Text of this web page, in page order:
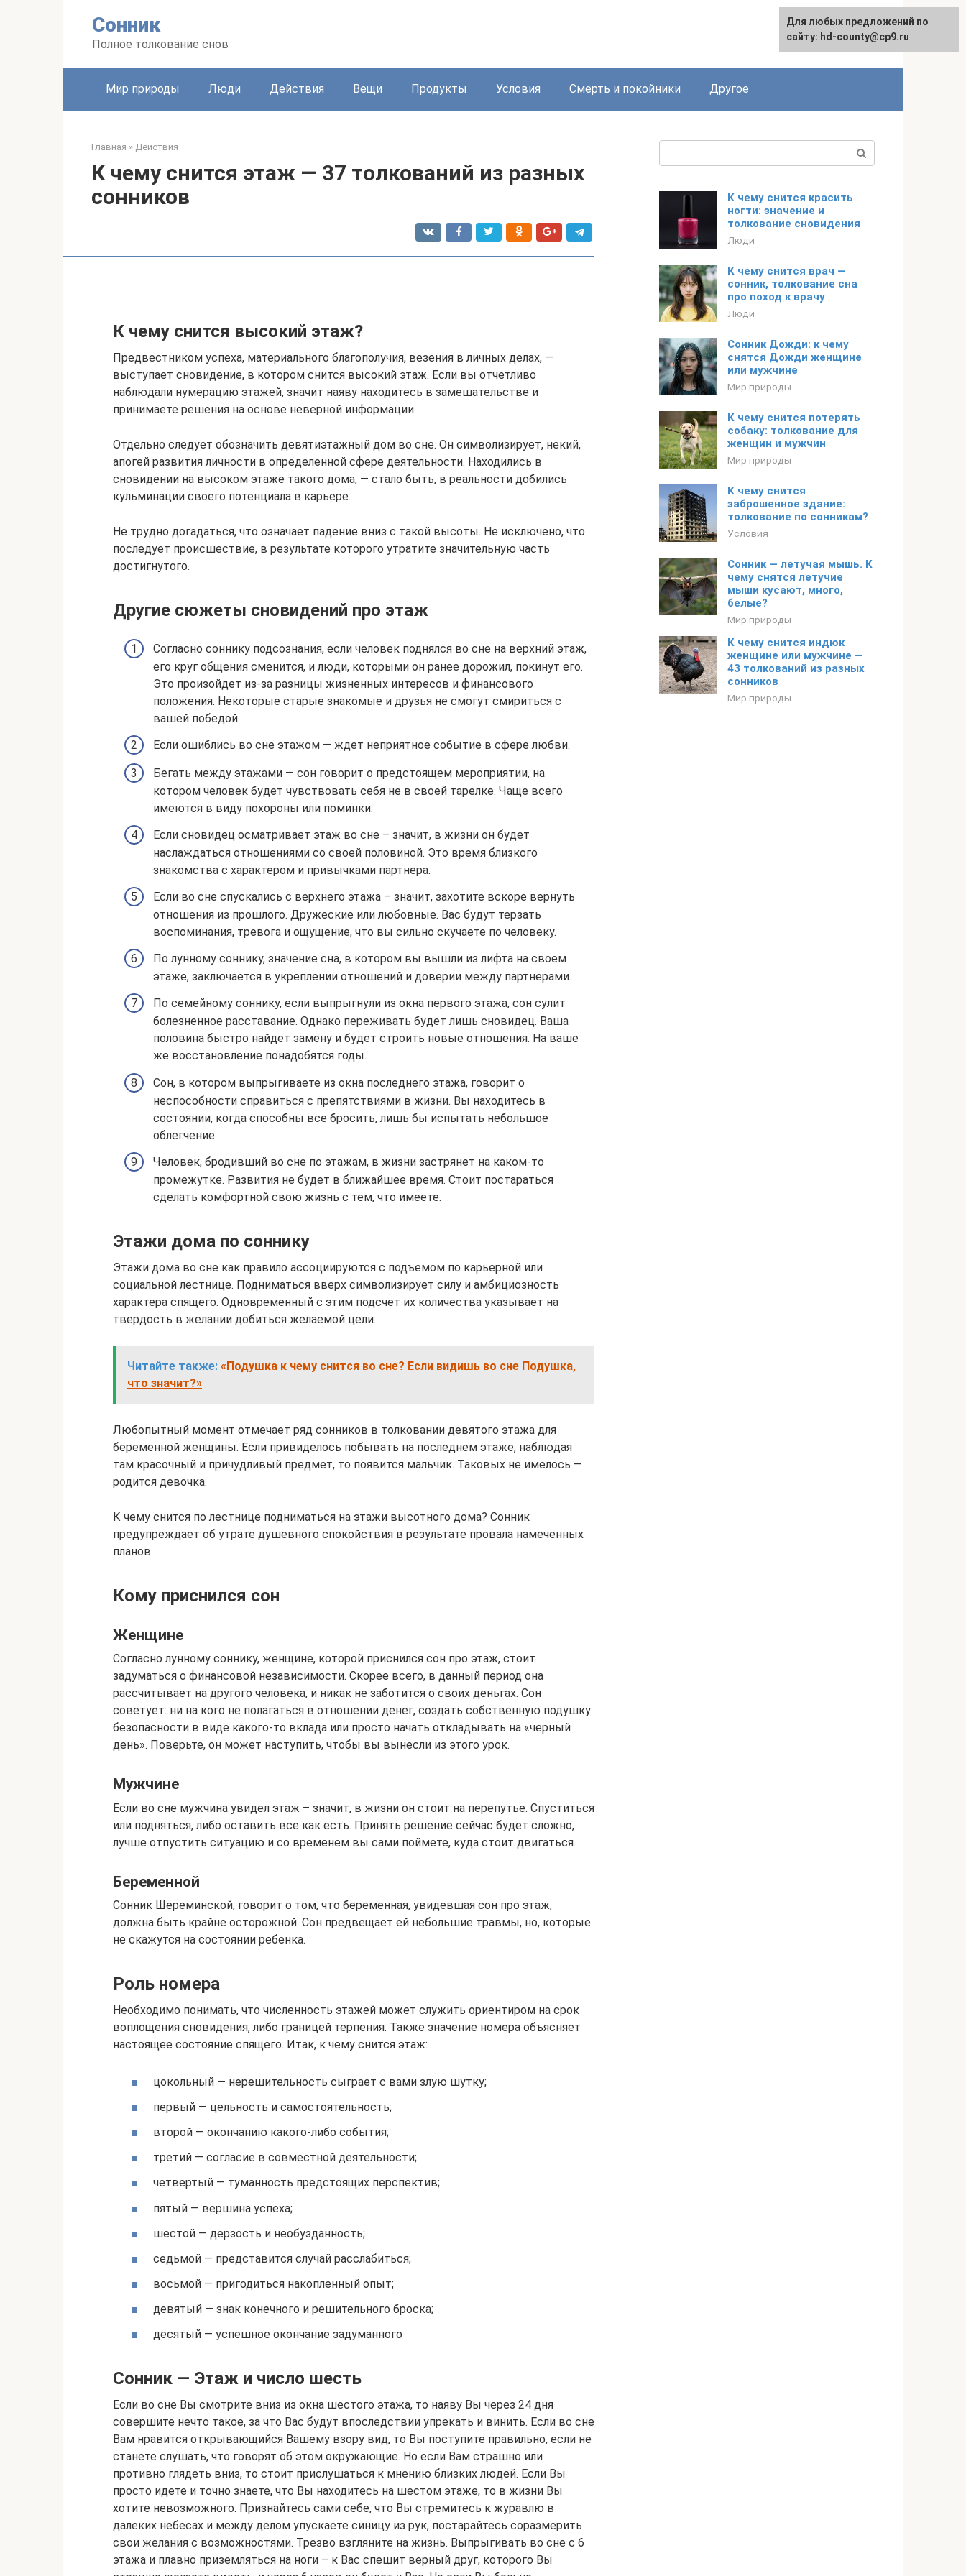
Сонник
Полное толкование снов
Мир природы Люди Действия Вещи Продукты Условия Смерть и покойники Другое
Главная » Действия
К чему снится этаж — 37 толкований из разных
сонников
К чему снится высокий этаж?
Предвестником успеха, материального благополучия, везения в личных делах, —
выступает сновидение, в котором снится высокий этаж. Если вы отчетливо
наблюдали нумерацию этажей, значит наяву находитесь в замешательстве и
принимаете решения на основе неверной информации.
Отдельно следует обозначить девятиэтажный дом во сне. Он символизирует, некий,
апогей развития личности в определенной сфере деятельности. Находились в
сновидении на высоком этаже такого дома, — стало быть, в реальности добились
кульминации своего потенциала в карьере.
Не трудно догадаться, что означает падение вниз с такой высоты. Не исключено, что
последует происшествие, в результате которого утратите значительную часть
достигнутого.
Другие сюжеты сновидений про этаж
Согласно соннику подсознания, если человек поднялся во сне на верхний этаж,
его круг общения сменится, и люди, которыми он ранее дорожил, покинут его.
Это произойдет из-за разницы жизненных интересов и финансового
положения. Некоторые старые знакомые и друзья не смогут смириться с
вашей победой.
Если ошиблись во сне этажом — ждет неприятное событие в сфере любви.
Бегать между этажами — сон говорит о предстоящем мероприятии, на
котором человек будет чувствовать себя не в своей тарелке. Чаще всего
имеются в виду похороны или поминки.
Если сновидец осматривает этаж во сне – значит, в жизни он будет
наслаждаться отношениями со своей половиной. Это время близкого
знакомства с характером и привычками партнера.
Если во сне спускались с верхнего этажа – значит, захотите вскоре вернуть
отношения из прошлого. Дружеские или любовные. Вас будут терзать
воспоминания, тревога и ощущение, что вы сильно скучаете по человеку.
По лунному соннику, значение сна, в котором вы вышли из лифта на своем
этаже, заключается в укреплении отношений и доверии между партнерами.
По семейному соннику, если выпрыгнули из окна первого этажа, сон сулит
болезненное расставание. Однако переживать будет лишь сновидец. Ваша
половина быстро найдет замену и будет строить новые отношения. На ваше
же восстановление понадобятся годы.
Сон, в котором выпрыгиваете из окна последнего этажа, говорит о
неспособности справиться с препятствиями в жизни. Вы находитесь в
состоянии, когда способны все бросить, лишь бы испытать небольшое
облегчение.
Человек, бродивший во сне по этажам, в жизни застрянет на каком-то
промежутке. Развития не будет в ближайшее время. Стоит постараться
сделать комфортной свою жизнь с тем, что имеете.
Этажи дома по соннику
Этажи дома во сне как правило ассоциируются с подъемом по карьерной или
социальной лестнице. Подниматься вверх символизирует силу и амбициозность
характера спящего. Одновременный с этим подсчет их количества указывает на
твердость в желании добиться желаемой цели.
Читайте также: «Подушка к чему снится во сне? Если видишь во сне Подушка,
что значит?»
Любопытный момент отмечает ряд сонников в толковании девятого этажа для
беременной женщины. Если привиделось побывать на последнем этаже, наблюдая
там красочный и причудливый предмет, то появится мальчик. Таковых не имелось —
родится девочка.
К чему снится по лестнице подниматься на этажи высотного дома? Сонник
предупреждает об утрате душевного спокойствия в результате провала намеченных
планов.
Кому приснился сон
Женщине
Согласно лунному соннику, женщине, которой приснился сон про этаж, стоит
задуматься о финансовой независимости. Скорее всего, в данный период она
рассчитывает на другого человека, и никак не заботится о своих деньгах. Сон
советует: ни на кого не полагаться в отношении денег, создать собственную подушку
безопасности в виде какого-то вклада или просто начать откладывать на «черный
день». Поверьте, он может наступить, чтобы вы вынесли из этого урок.
Мужчине
Если во сне мужчина увидел этаж – значит, в жизни он стоит на перепутье. Спуститься
или подняться, либо оставить все как есть. Принять решение сейчас будет сложно,
лучше отпустить ситуацию и со временем вы сами поймете, куда стоит двигаться.
Беременной
Сонник Шереминской, говорит о том, что беременная, увидевшая сон про этаж,
должна быть крайне осторожной. Сон предвещает ей небольшие травмы, но, которые
не скажутся на состоянии ребенка.
Роль номера
Необходимо понимать, что численность этажей может служить ориентиром на срок
воплощения сновидения, либо границей терпения. Также значение номера объясняет
настоящее состояние спящего. Итак, к чему снится этаж:
цокольный — нерешительность сыграет с вами злую шутку;
первый — цельность и самостоятельность;
второй — окончанию какого-либо события;
третий — согласие в совместной деятельности;
четвертый — туманность предстоящих перспектив;
пятый — вершина успеха;
шестой — дерзость и необузданность;
седьмой — представится случай расслабиться;
восьмой — пригодиться накопленный опыт;
девятый — знак конечного и решительного броска;
десятый — успешное окончание задуманного
Сонник — Этаж и число шесть
Если во сне Вы смотрите вниз из окна шестого этажа, то наяву Вы через 24 дня
совершите нечто такое, за что Вас будут впоследствии упрекать и винить. Если во сне
Вам нравится открывающийся Вашему взору вид, то Вы поступите правильно, если не
станете слушать, что говорят об этом окружающие. Но если Вам страшно или
противно глядеть вниз, то стоит прислушаться к мнению близких людей. Если Вы
просто идете и точно знаете, что Вы находитесь на шестом этаже, то в жизни Вы
хотите невозможного. Признайтесь сами себе, что Вы стремитесь к журавлю в
далеких небесах и между делом упускаете синицу из рук, постарайтесь соразмерить
свои желания с возможностями. Трезво взгляните на жизнь. Выпрыгивать во сне с 6
этажа и плавно приземляться на ноги – к Вас спешит верный друг, которого Вы
К чему снится красить
ногти: значение и
толкование сновидения
Люди
К чему снится врач —
сонник, толкование сна
про поход к врачу
Люди
Сонник Дожди: к чему
снятся Дожди женщине
или мужчине
Мир природы
К чему снится потерять
собаку: толкование для
женщин и мужчин
Мир природы
К чему снится
заброшенное здание:
толкование по сонникам?
Условия
Сонник — летучая мышь. К
чему снятся летучие
мыши кусают, много,
белые?
Мир природы
К чему снится индюк
женщине или мужчине —
43 толкований из разных
сонников
Мир природы
Для любых предложений по
сайту: hd-county@cp9.ru